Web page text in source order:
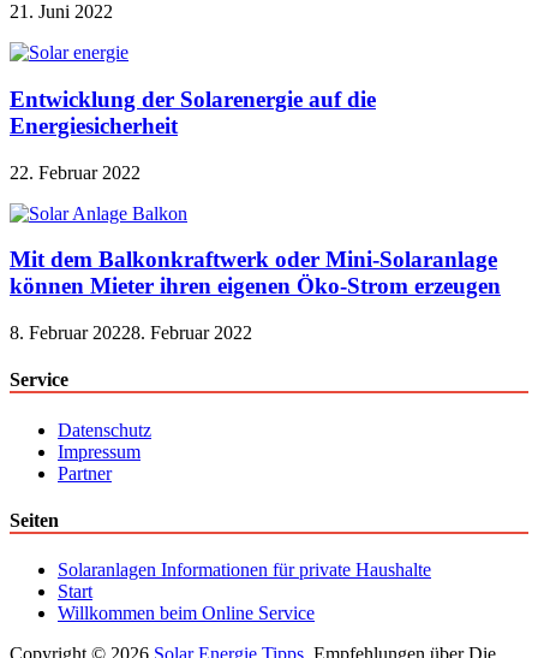
21. Juni 2022
Entwicklung der Solarenergie auf die
Energiesicherheit
22. Februar 2022
Mit dem Balkonkraftwerk oder Mini-Solaranlage
können Mieter ihren eigenen Öko-Strom erzeugen
8. Februar 20228. Februar 2022
Service
Datenschutz
Impressum
Partner
Seiten
Solaranlagen Informationen für private Haushalte
Start
Willkommen beim Online Service
Copyright © 2026 Solar Energie Tipps . Empfehlungen über Die